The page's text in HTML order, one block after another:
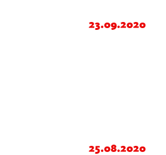
23.09.2020
25.08.2020